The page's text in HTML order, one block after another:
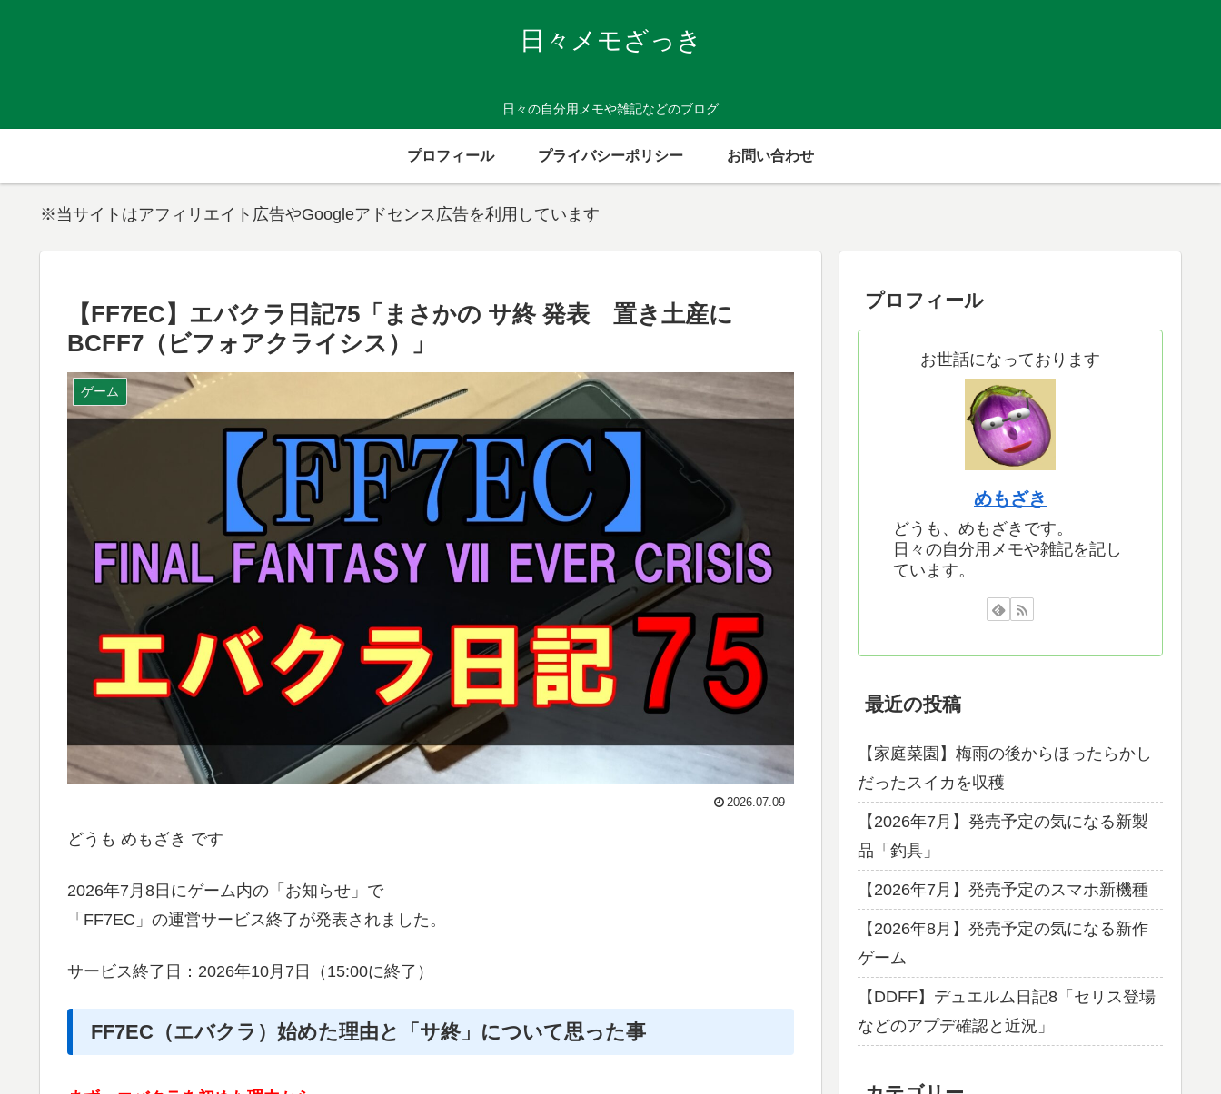
日々メモざっき
日々の自分用メモや雑記などのブログ
プロフィール プライバシーポリシー お問い合わせ
※当サイトはアフィリエイト広告やGoogleアドセンス広告を利用しています
【FF7EC】エバクラ日記75「まさかの サ終 発表 置き土産に
BCFF7（ビフォアクライシス）」
ゲーム
2026.07.09
どうも めもざき です
2026年7月8日にゲーム内の「お知らせ」で
「FF7EC」の運営サービス終了が発表されました。
サービス終了日：2026年10月7日（15:00に終了）
FF7EC（エバクラ）始めた理由と「サ終」について思った事
プロフィール
お世話になっております
めもざき
どうも、めもざきです。
日々の自分用メモや雑記を記し
ています。
最近の投稿
【家庭菜園】梅雨の後からほったらかし
だったスイカを収穫
【2026年7月】発売予定の気になる新製
品「釣具」
【2026年7月】発売予定のスマホ新機種
【2026年8月】発売予定の気になる新作
ゲーム
【DDFF】デュエルム日記8「セリス登場
などのアプデ確認と近況」